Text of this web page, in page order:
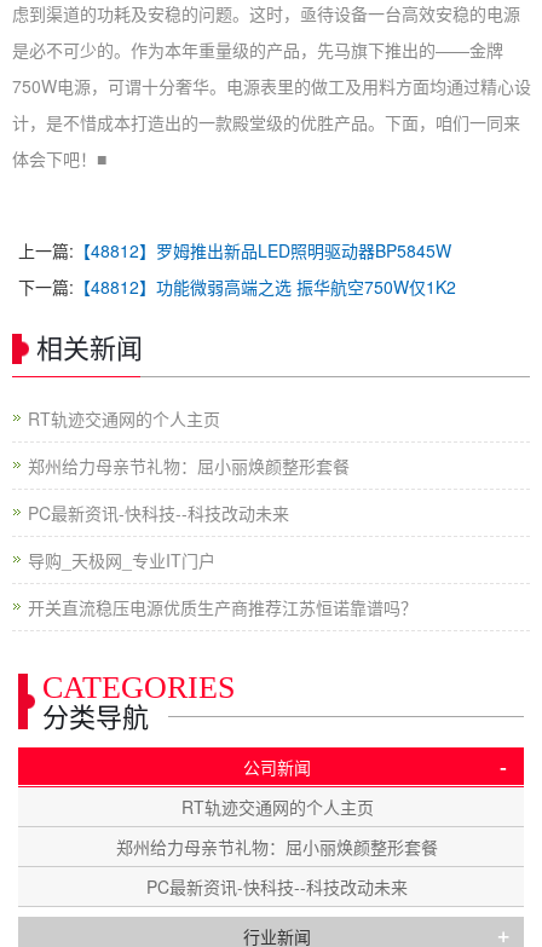
虑到渠道的功耗及安稳的问题。这时，亟待设备一台高效安稳的电源
是必不可少的。作为本年重量级的产品，先马旗下推出的——金牌
750W电源，可谓十分奢华。电源表里的做工及用料方面均通过精心设
计，是不惜成本打造出的一款殿堂级的优胜产品。下面，咱们一同来
体会下吧！■
上一篇: 【48812】罗姆推出新品LED照明驱动器BP5845W
下一篇: 【48812】功能微弱高端之选 振华航空750W仅1K2
相关新闻
RT轨迹交通网的个人主页
郑州给力母亲节礼物：屈小丽焕颜整形套餐
PC最新资讯-快科技--科技改动未来
导购_天极网_专业IT门户
开关直流稳压电源优质生产商推荐江苏恒诺靠谱吗？
CATEGORIES
分类导航
公司新闻 -
RT轨迹交通网的个人主页
郑州给力母亲节礼物：屈小丽焕颜整形套餐
PC最新资讯-快科技--科技改动未来
行业新闻 +